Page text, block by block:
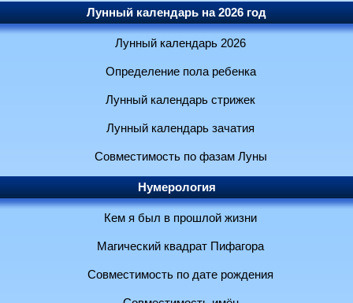
Лунный календарь на 2026 год
Лунный календарь 2026
Определение пола ребенка
Лунный календарь стрижек
Лунный календарь зачатия
Совместимость по фазам Луны
Нумерология
Кем я был в прошлой жизни
Магический квадрат Пифагора
Совместимость по дате рождения